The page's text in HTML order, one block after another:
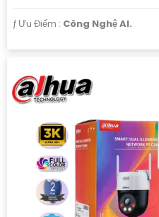
️ƒ Ưu Điểm : Công Nghệ AI.